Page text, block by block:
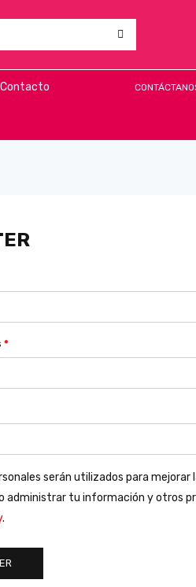
Contacto
*
serán utilizados para mejorar
administrar tu información y otros
.